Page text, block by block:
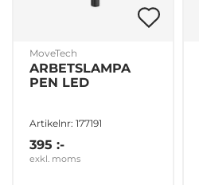
MoveTech
ARBETSLAMPA
PEN LED
Artikelnr: 177191
395 :-
exkl. moms